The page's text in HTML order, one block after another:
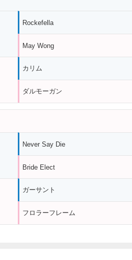
Rockefella
May Wong
カリム
ダルモーガン
Never Say Die
Bride Elect
ガーサント
フロラーフレーム